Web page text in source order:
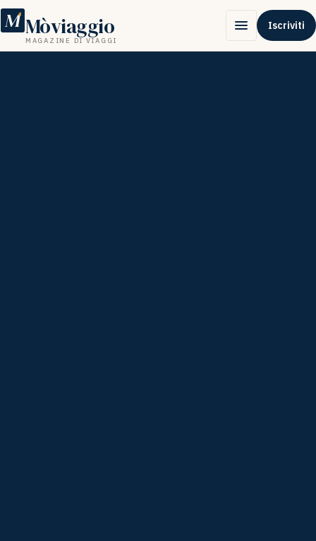
MMòviaggio
MAGAZINE DI VIAGGI
Iscriviti